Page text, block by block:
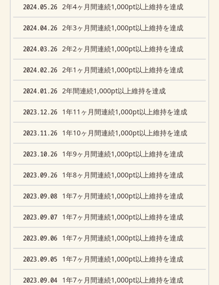
2024.05.26 2年4ヶ月間連続1,000pt以上維持を達成
2024.04.26 2年3ヶ月間連続1,000pt以上維持を達成
2024.03.26 2年2ヶ月間連続1,000pt以上維持を達成
2024.02.26 2年1ヶ月間連続1,000pt以上維持を達成
2024.01.26 2年間連続1,000pt以上維持を達成
2023.12.26 1年11ヶ月間連続1,000pt以上維持を達成
2023.11.26 1年10ヶ月間連続1,000pt以上維持を達成
2023.10.26 1年9ヶ月間連続1,000pt以上維持を達成
2023.09.26 1年8ヶ月間連続1,000pt以上維持を達成
2023.09.08 1年7ヶ月間連続1,000pt以上維持を達成
2023.09.07 1年7ヶ月間連続1,000pt以上維持を達成
2023.09.06 1年7ヶ月間連続1,000pt以上維持を達成
2023.09.05 1年7ヶ月間連続1,000pt以上維持を達成
2023.09.04 1年7ヶ月間連続1,000pt以上維持を達成